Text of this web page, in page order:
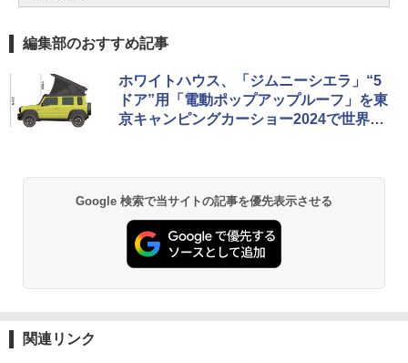
編集部のおすすめ記事
ホワイトハウス、「ジムニーシエラ」“5
ドア”用「電動ポップアップルーフ」を東
京キャンピングカーショー2024で世界初
Google 検索で当サイトの記事を優先表示させる
関連リンク